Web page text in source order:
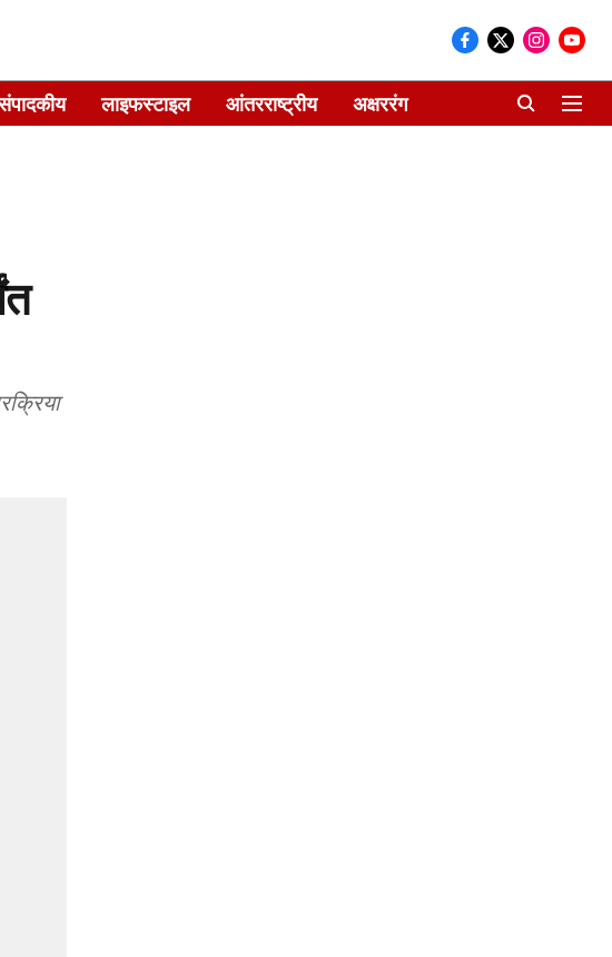
लाइफस्टाइल आंतरराष्ट्रीय अक्षररंग